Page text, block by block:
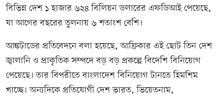
বিভিন্ন দেশ ১ হাজার ৬২৪ বিলিয়ন ডলারের এফডিআই পেয়েছে,
যা আগের বছরের তুলনায় ৬ শতাংশ বেশি।
আঙ্কটাডের প্রতিবেদনে বলা হয়েছে, আফ্রিকার এই ছোট তিন দেশ
জ্বালানি ও প্রাকৃতিক সম্পদে বড় বড় প্রকল্পে বিদেশি বিনিয়োগ
পেয়েছে। তার বিপরীতে বাংলাদেশ বিনিয়োগ টানতে হিমশিম
খাচ্ছে। অন্যদিকে প্রতিযোগী দেশ ভারত, ভিয়েতনাম,